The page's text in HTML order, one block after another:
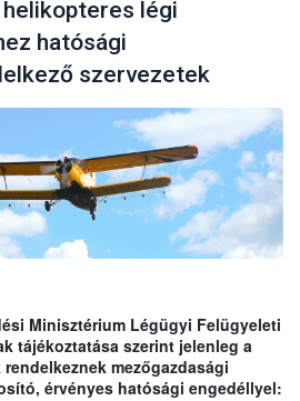
légi
hatósági
szervezetek
Minisztérium Légügyi Felügyeleti
tájékoztatása szerint jelenleg a
mezőgazdasági
érvényes hatósági engedéllyel: